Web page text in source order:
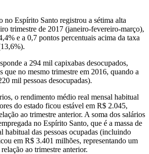
no Espírito Santo registrou a sétima alta
trimestre de 2017 (janeiro-fevereiro-março),
e a 0,7 pontos percentuais acima da taxa
a 294 mil capixabas desocupados,
que no mesmo trimestre em 2016, quando a
mil pessoas desocupadas).
o rendimento médio real mensal habitual
do estado ficou estável em R$ 2.045,
ao trimestre anterior. A soma dos salários
no Espírito Santo, que é a massa de
habitual das pessoas ocupadas (incluindo
em R$ 3.401 milhões, representando um
ao trimestre anterior.